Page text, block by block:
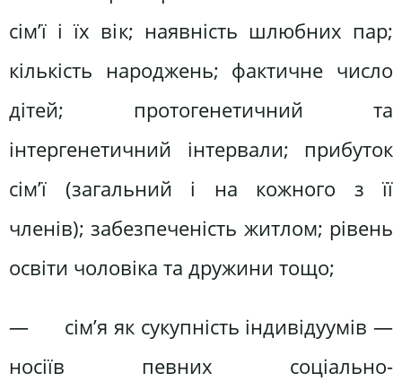
сім’ї і їх вік; наявність шлюбних пар;
кількість народжень; фактичне число
дітей; протогенетичний та
інтергенетичний інтервали; прибуток
сім’ї (загальний і на кожного з її
членів); забезпеченість житлом; рівень
освіти чоловіка та дружини тощо;
— сім’я як сукупність індивідуумів —
носіїв певних соціально-